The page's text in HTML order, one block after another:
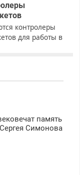
контролеры
для работы в
денежная
память
Симонова